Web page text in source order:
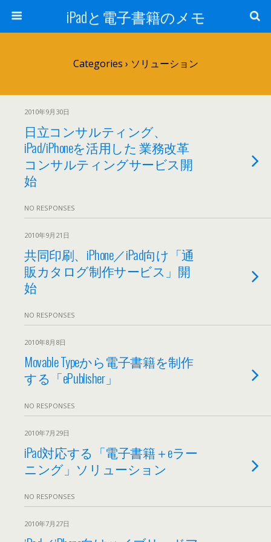
iPadと電子書籍のメモ
Categories › ソリューション
2010年9月30日
日立コンサルティング、
iPad/iPhoneを活用した 業務改革
コンサルティングサービス開
始
NO RESPONSES
2010年9月21日
共同印刷、iPhone／iPad向け「通
販カタログ制作サービス」開
始
NO RESPONSES
2010年8月8日
Movable Typeから電子書籍を制作
する「ePublisher」
NO RESPONSES
2010年7月29日
iPad対応する「電子書籍＋eラー
ニング」ソリューション
NO RESPONSES
2010年7月27日